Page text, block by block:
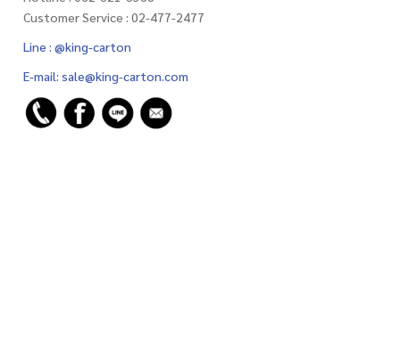
Customer Service : 02-477-2477
Line : @king-carton
E-mail:sale@king-carton.com